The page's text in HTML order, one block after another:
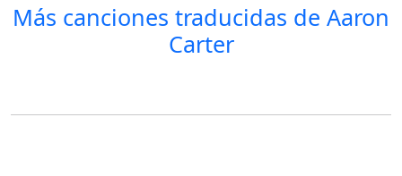
Más canciones traducidas de Aaron
Carter